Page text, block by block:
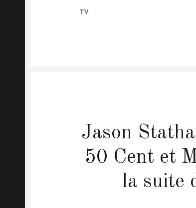
CATEGORIES
TV
Jason
50 Cent et
la suite